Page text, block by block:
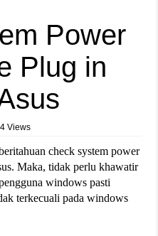
Power
Plug in
Views
check system power
Maka, tidak perlu khawatir
windows pasti
terkecuali pada windows